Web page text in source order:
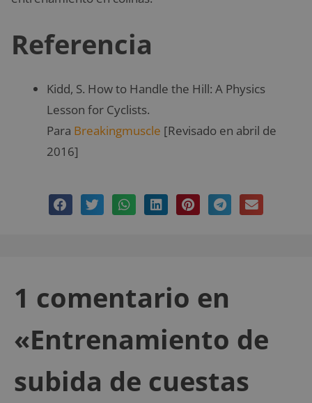
Referencia
Kidd, S. How to Handle the Hill: A Physics
Lesson for Cyclists.
Para Breakingmuscle [Revisado en abril de
2016]
1 comentario en
«Entrenamiento de
subida de cuestas